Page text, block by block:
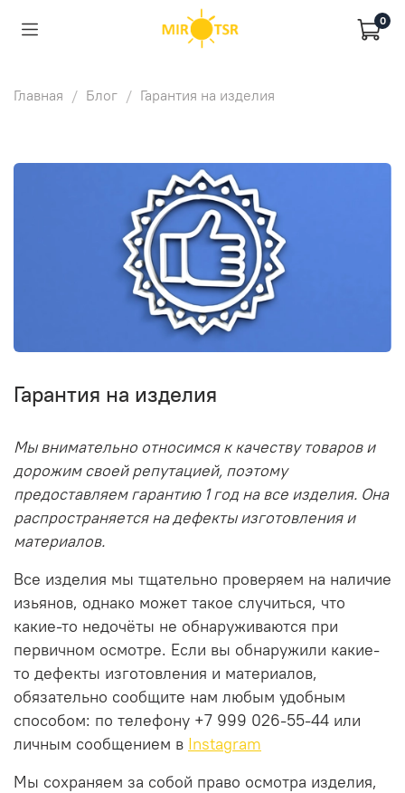
0
Главная Блог Гарантия на изделия
Гарантия на изделия
Мы внимательно относимся к качеству товаров и
дорожим своей репутацией, поэтому
предоставляем гарантию 1 год на все изделия. Она
распространяется на дефекты изготовления и
материалов.
Все изделия мы тщательно проверяем на наличие
изьянов, однако может такое случиться, что
какие-то недочёты не обнаруживаются при
первичном осмотре. Если вы обнаружили какие-
то дефекты изготовления и материалов,
обязательно сообщите нам любым удобным
способом: по телефону +7 999 026-55-44 или
личным сообщением в Instagram
Мы сохраняем за собой право осмотра изделия,